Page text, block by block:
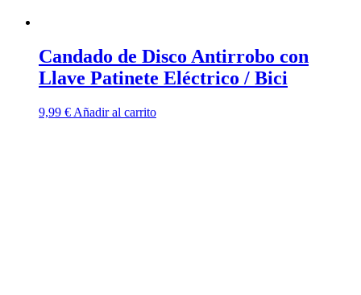
Candado de Disco Antirrobo con
Llave Patinete Eléctrico / Bici
9,99 € Añadir al carrito